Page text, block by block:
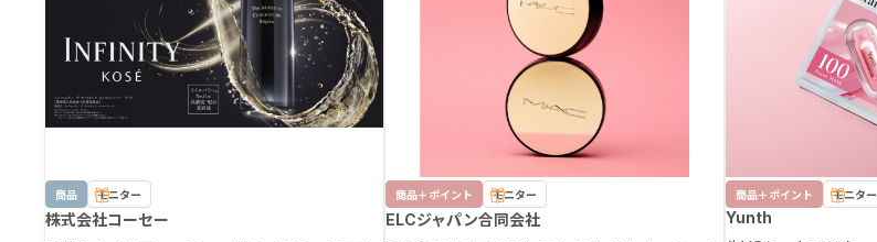
商品 モニター
株式会社コーセー
商品＋ポイント モニター
ELCジャパン合同会社
商品＋ポイント モニター
Yunth